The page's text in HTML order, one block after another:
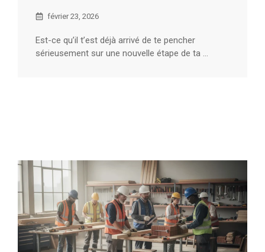
février 23, 2026
Est-ce qu’il t’est déjà arrivé de te pencher
sérieusement sur une nouvelle étape de ta ...